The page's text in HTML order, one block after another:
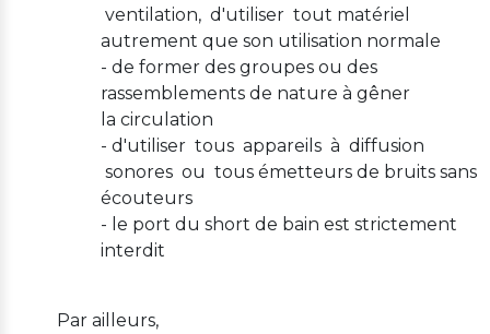
ventilation, d'utiliser tout matériel
autrement que son utilisation normale
- de former des groupes ou des
rassemblements de nature à gêner
la circulation
- d'utiliser tous appareils à diffusion
sonores ou tous émetteurs de bruits sans
écouteurs
- le port du short de bain est strictement
interdit
Par ailleurs,